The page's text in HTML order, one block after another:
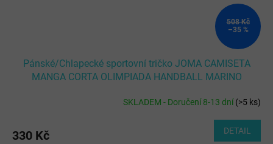
508 Kč
–35 %
Pánské/Chlapecké sportovní tričko JOMA CAMISETA
MANGA CORTA OLIMPIADA HANDBALL MARINO
SKLADEM - Doručení 8-13 dní(>5 ks)
330 Kč DETAIL